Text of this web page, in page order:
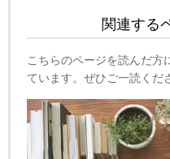
関連する
こちらのページを読んだ方
ています。ぜひご一読くだ